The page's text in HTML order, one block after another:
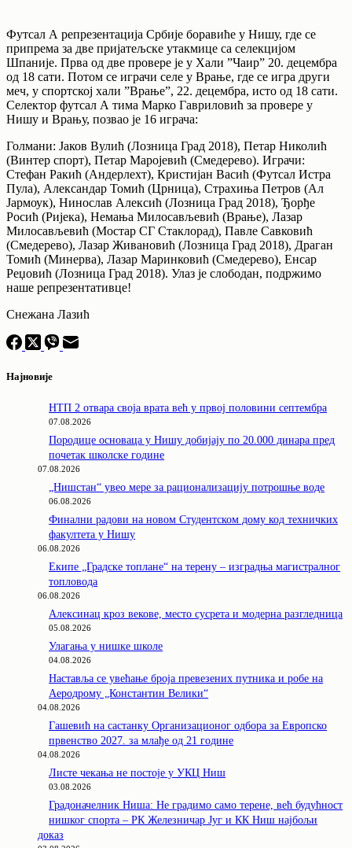
Футсал А репрезентација Србије боравиће у Нишу, где се
припрема за две пријатељске утакмице са селекцијом
Шпаније. Прва од две провере је у Хали ”Чаир” 20. децембра
од 18 сати. Потом се играчи селе у Врање, где се игра други
меч, у спортској хали ”Врање”, 22. децембра, исто од 18 сати.
Селектор футсал А тима Марко Гавриловић за провере у
Нишу и Врању, позвао је 16 играча:
Голмани: Јаков Вулић (Лозница Град 2018), Петар Николић
(Винтер спорт), Петар Маројевић (Смедерево). Играчи:
Стефан Ракић (Андерлехт), Кристијан Васић (Футсал Истра
Пула), Александар Томић (Црница), Страхиња Петров (Ал
Јармоук), Нинослав Алексић (Лозница Град 2018), Ђорђе
Росић (Ријека), Немања Милосављевић (Врање), Лазар
Милосављевић (Мостар СГ Стаклорад), Павле Савковић
(Смедерево), Лазар Живановић (Лозница Град 2018), Драган
Томић (Минерва), Лазар Маринковић (Смедерево), Енсар
Реџовић (Лозница Град 2018). Улаз је слободан, подржимо
наше репрезентативце!
Снежана Лазић
Најновије
НТП 2 отвара своја врата већ у првој половини септембра
07.08.2026
Породицe основаца у Нишу добијају по 20.000 динара пред
почетак школске године
07.08.2026
„Нишстан“ увео мере за рационализацију потрошње воде
06.08.2026
Финални радови на новом Студентском дому код техничких
факултета у Нишу
06.08.2026
Екипе „Градске топлане“ на терену – изградња магистралног
топловода
06.08.2026
Алексинац кроз векове, место сусрета и модерна разгледница
05.08.2026
Улагања у нишке школе
04.08.2026
Наставља се увећање броја превезених путника и робе на
Аеродрому „Константин Велики“
04.08.2026
Гашевић на састанку Организационог одбора за Европско
првенство 2027. за млађе од 21 године
04.08.2026
Листе чекања не постоје у УКЦ Ниш
03.08.2026
Градоначелник Ниша: Не градимо само терене, већ будућност
нишког спорта – РК Железничар Југ и КК Ниш најбољи
доказ